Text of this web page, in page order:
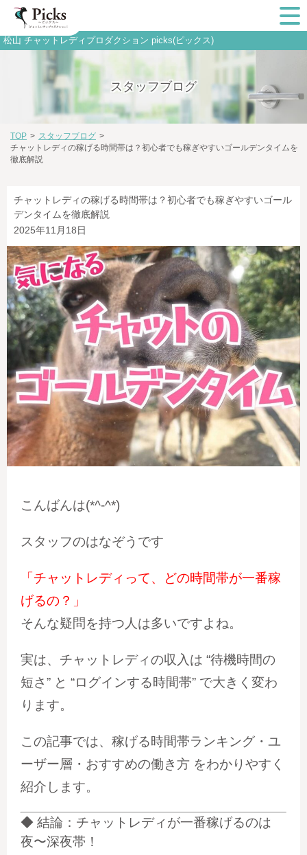
松山 チャットレディプロダクション picks(ピックス)
スタッフブログ
TOP > スタッフブログ >
チャットレディの稼げる時間帯は？初心者でも稼ぎやすいゴールデンタイムを
徹底解説
チャットレディの稼げる時間帯は？初心者でも稼ぎやすいゴール
デンタイムを徹底解説
2025年11月18日
こんばんは(*^-^*)
スタッフのはなぞうです
「チャットレディって、どの時間帯が一番稼
げるの？」
そんな疑問を持つ人は多いですよね。
実は、チャットレディの収入は “待機時間の
短さ” と “ログインする時間帯” で大きく変わ
ります。
この記事では、 稼げる時間帯ランキング・ユ
ーザー層・おすすめの働き方 をわかりやすく
紹介します。
◆ 結論：チャットレディが一番稼げるのは
夜〜深夜帯！